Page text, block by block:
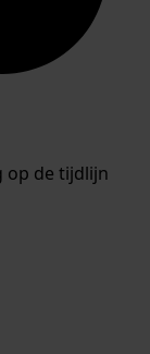
op de tijdlijn